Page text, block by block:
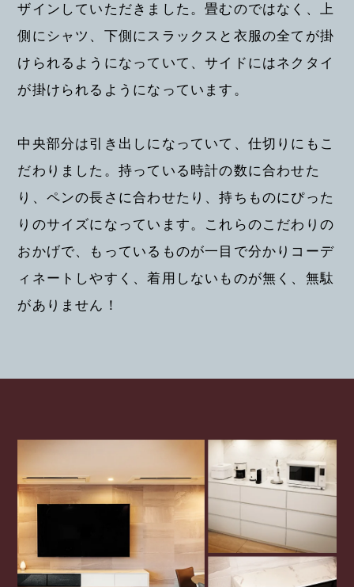
ザインしていただきました。畳むのではなく、上
側にシャツ、下側にスラックスと衣服の全てが掛
けられるようになっていて、サイドにはネクタイ
が掛けられるようになっています。
中央部分は引き出しになっていて、仕切りにもこ
だわりました。持っている時計の数に合わせた
り、ペンの長さに合わせたり、持ちものにぴった
りのサイズになっています。これらのこだわりの
おかげで、もっているものが一目で分かりコーデ
ィネートしやすく、着用しないものが無く、無駄
がありません！